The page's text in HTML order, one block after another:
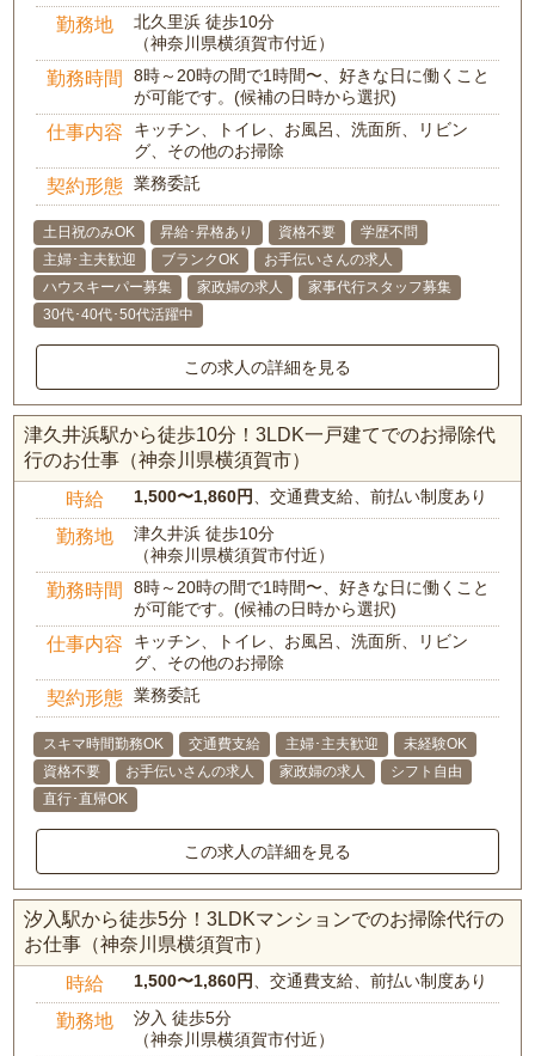
勤務地
北久里浜 徒歩10分
（神奈川県横須賀市付近）
勤務時間
8時～20時の間で1時間〜、好きな日に働くこと
が可能です。(候補の日時から選択)
仕事内容
キッチン、トイレ、お風呂、洗面所、リビン
グ、その他のお掃除
契約形態 業務委託
土日祝のみOK 昇給･昇格あり 資格不要
学歴不問
主婦･主夫歓迎
ブランクOK
お手伝いさんの求人
ハウスキーパー募集
家政婦の求人
家事代行スタッフ募集
30代･40代･50代活躍中
この求人の詳細を見る
津久井浜駅から徒歩10分！3LDK一戸建てでのお掃除代
行のお仕事（神奈川県横須賀市）
時給 1,500〜1,860円、交通費支給、前払い制度あり
勤務地
津久井浜 徒歩10分
（神奈川県横須賀市付近）
勤務時間
8時～20時の間で1時間〜、好きな日に働くこと
が可能です。(候補の日時から選択)
仕事内容
キッチン、トイレ、お風呂、洗面所、リビン
グ、その他のお掃除
契約形態 業務委託
スキマ時間勤務OK 交通費支給 主婦･主夫歓迎
未経験OK
資格不要
お手伝いさんの求人 家政婦の求人
シフト自由
直行･直帰OK
この求人の詳細を見る
汐入駅から徒歩5分！3LDKマンションでのお掃除代行の
お仕事（神奈川県横須賀市）
時給 1,500〜1,860円、交通費支給、前払い制度あり
勤務地
汐入 徒歩5分
（神奈川県横須賀市付近）